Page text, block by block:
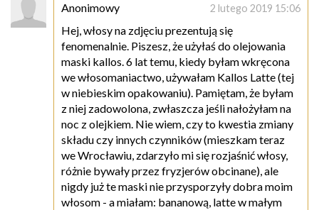
Anonimowy 2 lutego 2019 15:06
Hej, włosy na zdjęciu prezentują się
fenomenalnie. Piszesz, że użyłaś do olejowania
maski kallos. 6 lat temu, kiedy byłam wkręcona
we włosomaniactwo, używałam Kallos Latte (tej
w niebieskim opakowaniu). Pamiętam, że byłam
z niej zadowolona, zwłaszcza jeśli nałożyłam na
noc z olejkiem. Nie wiem, czy to kwestia zmiany
składu czy innych czynników (mieszkam teraz
we Wrocławiu, zdarzyło mi się rozjaśnić włosy,
różnie bywały przez fryzjerów obcinane), ale
nigdy już te maski nie przysporzyły dobra moim
włosom - a miałam: bananową, latte w małym